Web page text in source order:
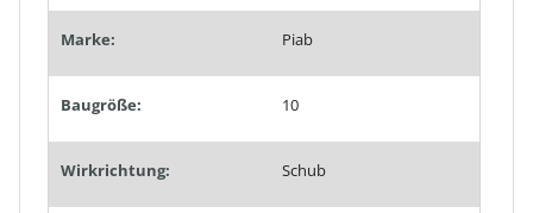
Marke: Piab
Baugröße: 10
Wirkrichtung: Schub